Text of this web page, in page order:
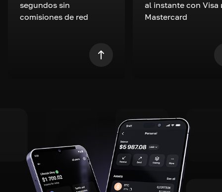
segundos sin
comisiones de red
al instante con Visa
Mastercard